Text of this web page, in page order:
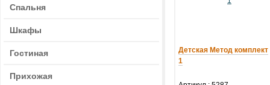
Спальня
Шкафы
Гостиная
Прихожая
Детская Метод комплект
1